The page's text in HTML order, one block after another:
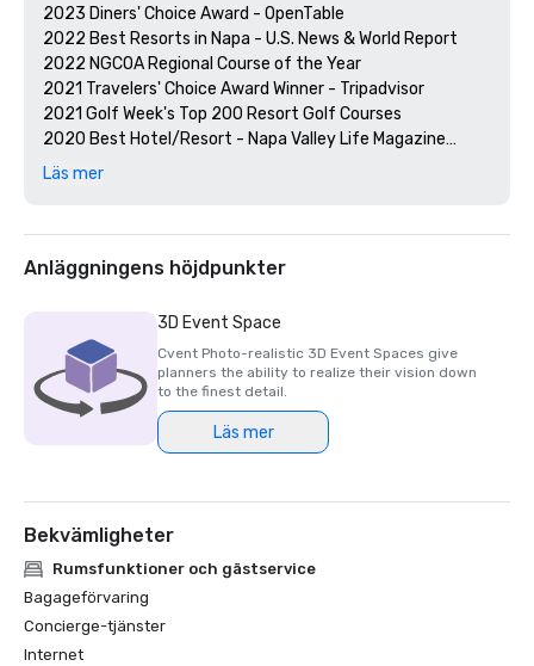
2023 Diners' Choice Award - OpenTable
2022 Best Resorts in Napa - U.S. News & World Report
2022 NGCOA Regional Course of the Year
2021 Travelers' Choice Award Winner - Tripadvisor
2021 Golf Week's Top 200 Resort Golf Courses
2020 Best Hotel/Resort - Napa Valley Life Magazine
2020 Travelers' Choice Award - Tripadvisor
2018 & 2019 TripAdvisor Certificate of Excellence
2018 & 2019 Readers' Choice Award - Condé Nast Traveler
2017 Best of Resorts - Meetings Today
2016 Top Northern California Resort - Condé Nast
Läs mer
Anläggningens höjdpunkter
3D Event Space
Cvent Photo-realistic 3D Event Spaces give
planners the ability to realize their vision down
to the finest detail.
Läs mer
Bekvämligheter
Rumsfunktioner och gästservice
Bagageförvaring
Concierge-tjänster
Internet